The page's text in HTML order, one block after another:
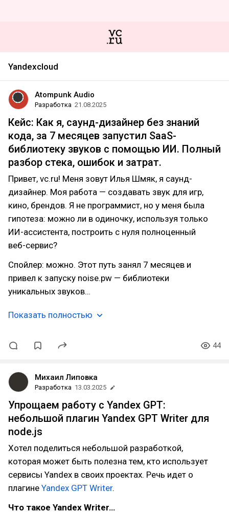
Yandexcloud
Atompunk Audio
Разработка 21.08.2025
Кейс: Как я, саунд-дизайнер без знаний
кода, за 7 месяцев запустил SaaS-
библиотеку звуков с помощью ИИ. Полный
разбор стека, ошибок и затрат.
Привет, vc.ru! Меня зовут Илья Шмяк, я саунд-
дизайнер. Моя работа — создавать звук для игр,
кино, брендов. Я не программист, но у меня была
гипотеза: можно ли в одиночку, используя только
ИИ-ассистента, построить с нуля полноценный
веб-сервис?
Спойлер: можно. Этот путь занял 7 месяцев и
привел к запуску noise.pw — библиотеки
уникальных звуков…
Показать полностью
44
Михаил Липовка
Разработка 13.03.2025
Упрощаем работу с Yandex GPT:
небольшой плагин Yandex GPT Writer для
node.js
Хотел поделиться небольшой разработкой,
которая может быть полезна тем, кто использует
сервисы Yandex в своих проектах. Речь идет о
плагине Yandex GPT Writer.
Что такое Yandex Writer…